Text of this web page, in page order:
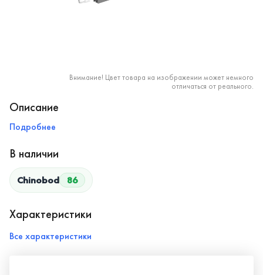
Внимание! Цвет товара на изображении может немного
отличаться от реального.
Описание
Подробнее
В наличии
Chinobod 86
Характеристики
Все характеристики